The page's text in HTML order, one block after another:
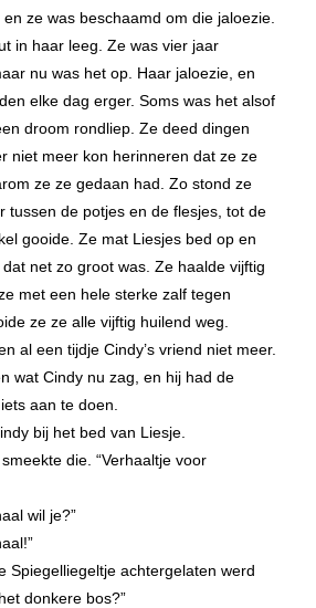
ze was beschaamd om die jaloezie.
in haar leeg. Ze was vier jaar
nu was het op. Haar jaloezie, en
elke dag erger. Soms was het alsof
droom rondliep. Ze deed dingen
niet meer kon herinneren dat ze ze
ze ze gedaan had. Zo stond ze
tussen de potjes en de flesjes, tot de
gooide. Ze mat Liesjes bed op en
net zo groot was. Ze haalde vijftig
met een hele sterke zalf tegen
ze ze alle vijftig huilend weg.
al een tijdje Cindy’s vriend niet meer.
wat Cindy nu zag, en hij had de
aan te doen.
bij het bed van Liesje.
die. “Verhaaltje voor
wil je?”
Spiegelliegeltje achtergelaten werd
donkere bos?”